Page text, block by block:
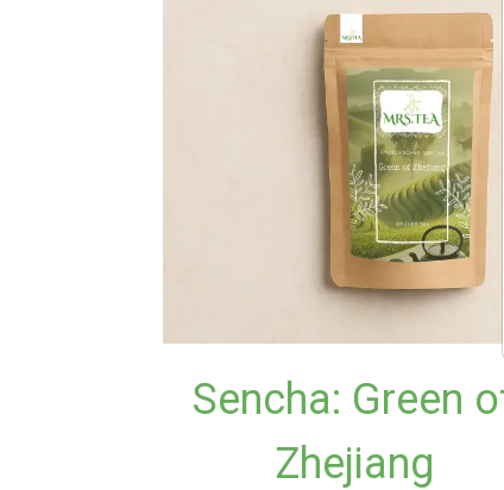
Sencha: Green
Zhejiang